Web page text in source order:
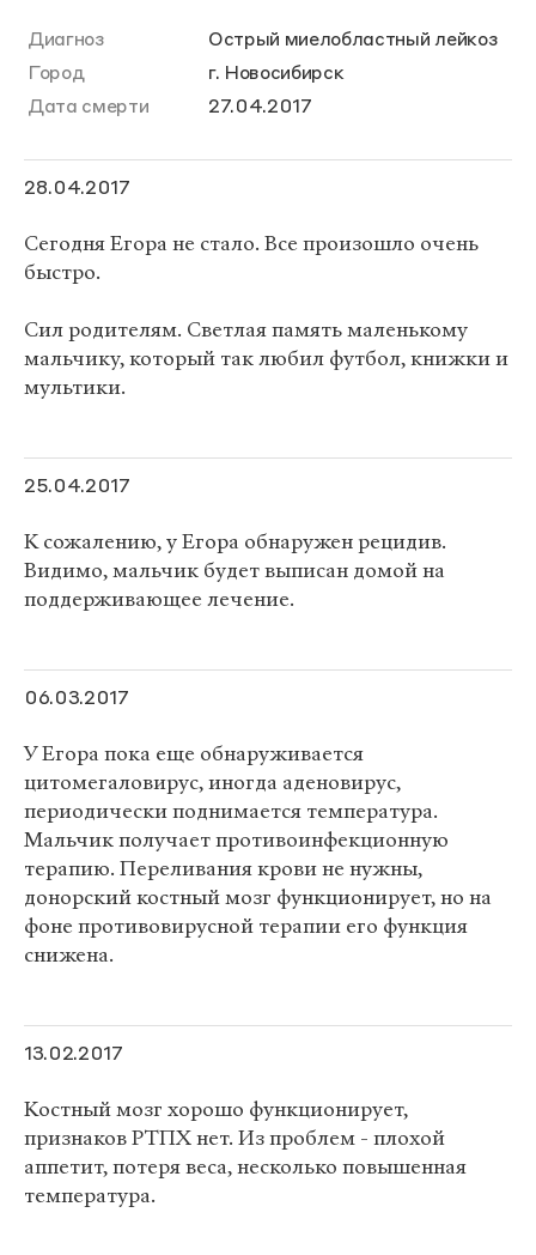
Диагноз
Острый миелобластный лейкоз
Город
г. Новосибирск
Дата смерти
27.04.2017
28.04.2017
Сегодня Егора не стало. Все произошло очень
быстро.
Сил родителям. Светлая память маленькому
мальчику, который так любил футбол, книжки и
мультики.
25.04.2017
К сожалению, у Егора обнаружен рецидив.
Видимо, мальчик будет выписан домой на
поддерживающее лечение.
06.03.2017
У Егора пока еще обнаруживается
цитомегаловирус, иногда аденовирус,
периодически поднимается температура.
Мальчик получает противоинфекционную
терапию. Переливания крови не нужны,
донорский костный мозг функционирует, но на
фоне противовирусной терапии его функция
снижена.
13.02.2017
Костный мозг хорошо функционирует,
признаков РТПХ нет. Из проблем - плохой
аппетит, потеря веса, несколько повышенная
температура.